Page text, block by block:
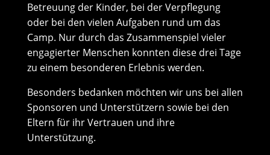
Betreuung der Kinder, bei der Verpflegung
oder bei den vielen Aufgaben rund um das
Camp. Nur durch das Zusammenspiel vieler
engagierter Menschen konnten diese drei Tage
zu einem besonderen Erlebnis werden.
Besonders bedanken möchten wir uns bei allen
Sponsoren und Unterstützern sowie bei den
Eltern für ihr Vertrauen und ihre
Unterstützung.